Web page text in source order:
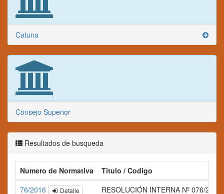
Catuna
Consejo Superior
Resultados de busqueda
Numero de Normativa
Titulo / Codigo
76/2016
Detalle RESOLUCIÓN INTERNA Nº 076/2016